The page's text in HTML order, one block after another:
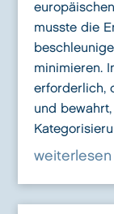
musste die
minimieren.
erforderlich,
und
weiterlesen